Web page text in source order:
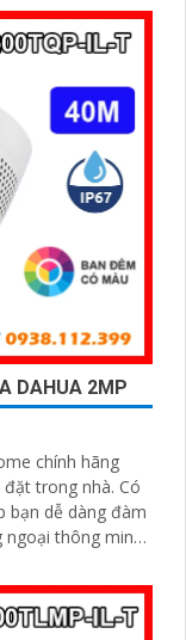
DAHUA 2MP
chính hãng
trong nhà. Có
bạn dễ dàng đàm
ngoại thông minh